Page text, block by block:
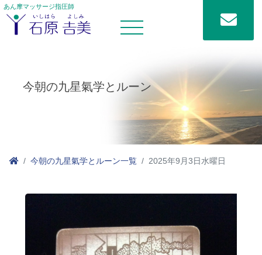
あん摩マッサージ指圧師
今朝の九星氣学とルーン
今朝の九星氣学とルーン一覧 2025年9月3日水曜日